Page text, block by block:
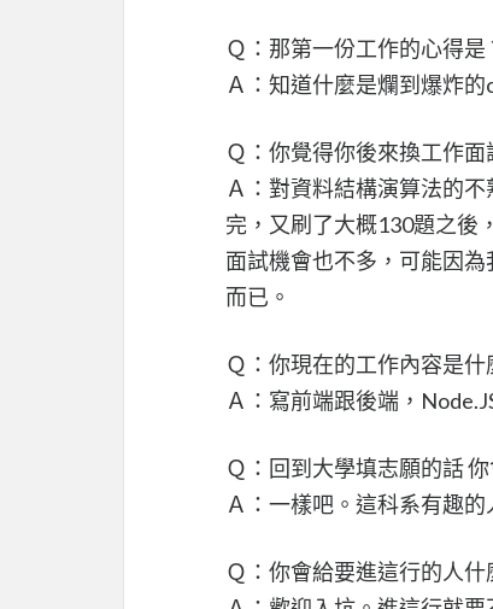
Ｑ：那第一份工作的心得是
Ａ：知道什麼是爛到爆炸
Ｑ：你覺得你後來換工作
Ａ：對資料結構演算法的
完，又刷了大概130題之後
面試機會也不多，可能因
而已。
Ｑ：你現在的工作內容是什
Ａ：寫前端跟後端，
Ｑ：回到大學填志願的話
Ａ：一樣吧。這科系有趣的
Ｑ：你會給要進這行的人什